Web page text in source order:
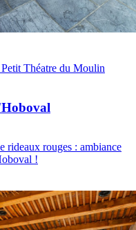
Théatre du Moulin
rideaux rouges : ambiance
!